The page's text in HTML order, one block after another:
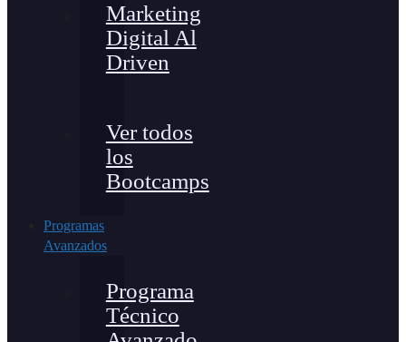
Marketing
Digital Al
Driven
Ver todos
los
Bootcamps
Programas
Avanzados
Programa
Técnico